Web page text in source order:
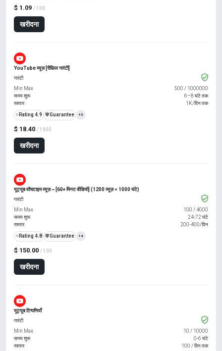
$ 1.09 / 100
खरीदना
YouTube व्यूज़ [रीफ़िल गारंटी]
$ 18.40 / 1000
खरीदना
गारंटी
Min Max
500 / 1000000
समय शुरू
6–8 घंटे तक
रफ़्तार
1K/दिन तक
⭐ Rating 4.9 ️🛡️Guarantee +3
यूट्यूब वॉचटाइम व्यूज़ ~ [60+ मिनट वीडियो] (1200 व्यूज़ = 1000 घंटे)
$ 150.00 / 100
खरीदना
गारंटी
Min Max
100 /4000
समय शुरू
24-72 घंटे
रफ़्तार
200-400/दिन
⭐ Rating 4.8 ️🛡️Guarantee +4
यूट्यूब टिप्पणियाँ
गारंटी
Min Max
10 / 10000
समय शुरू
0-6 घंटे
रफ़्तार
100 / दिन तक